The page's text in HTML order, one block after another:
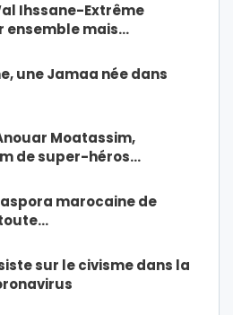
Ihssane-Extrême
ensemble mais…
une Jamaa née dans
Moatassim,
de super-héros…
marocaine de
sur le civisme dans la